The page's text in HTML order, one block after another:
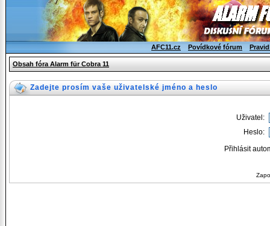
AFC11.cz Povídkové fórum
Obsah fóra Alarm für Cobra 11
Zadejte prosím vaše uživatelské jméno a heslo
Uživatel:
Heslo:
Přihlásit